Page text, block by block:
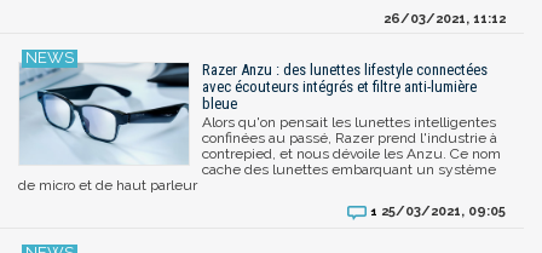
26/03/2021, 11:12
Razer Anzu : des lunettes lifestyle connectées
avec écouteurs intégrés et filtre anti-lumière
bleue
Alors qu'on pensait les lunettes intelligentes
confinées au passé, Razer prend l'industrie à
contrepied, et nous dévoile les Anzu. Ce nom
cache des lunettes embarquant un système
de micro et de haut parleur
1 25/03/2021, 09:05